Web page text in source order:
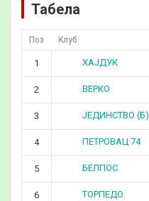
Табела
Поз Клуб
1 ХАЈДУК
2 ВЕРКО
3 ЈЕДИНСТВО (Б)
4 ПЕТРОВАЦ 74
5 БЕЛПОС
6 ТОРПЕДО